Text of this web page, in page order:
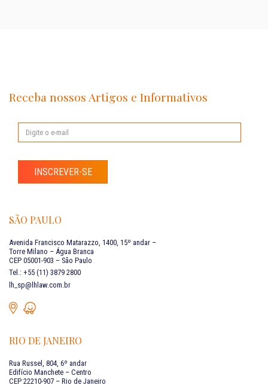
Receba nossos Artigos e Informativos
INSCREVER-SE
SÃO PAULO
Avenida Francisco Matarazzo, 1400, 15º andar –
Torre Milano – Água Branca
CEP 05001-903 – São Paulo
Tel.: +55 (11) 3879 2800
lh_sp@lhlaw.com.br
RIO DE JANEIRO
Rua Russel, 804, 6º andar
Edifício Manchete – Centro
CEP 22210-907 – Rio de Janeiro